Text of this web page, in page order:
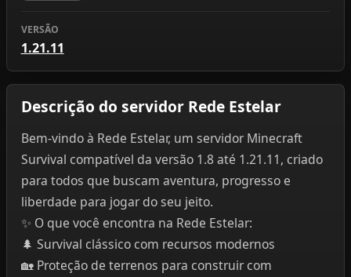
VERSÃO
1.21.11
Descrição do servidor Rede Estelar
Bem-vindo à Rede Estelar, um servidor Minecraft
Survival compatível da versão 1.8 até 1.21.11, criado
para todos que buscam aventura, progresso e
liberdade para jogar do seu jeito.
✨ O que você encontra na Rede Estelar:
🌲 Survival clássico com recursos modernos
🏡 Proteção de terrenos para construir com